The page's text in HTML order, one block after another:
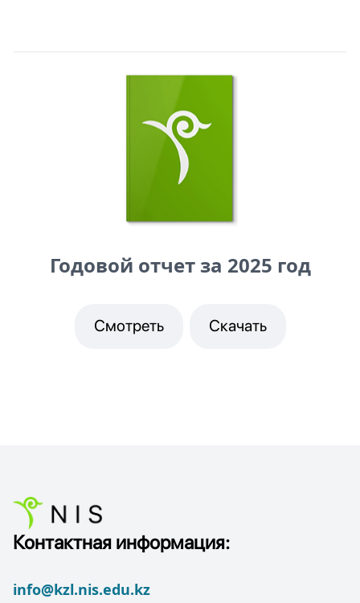
Годовой отчет за 2025 год
Смотреть Скачать
Контактная информация:
info@kzl.nis.edu.kz